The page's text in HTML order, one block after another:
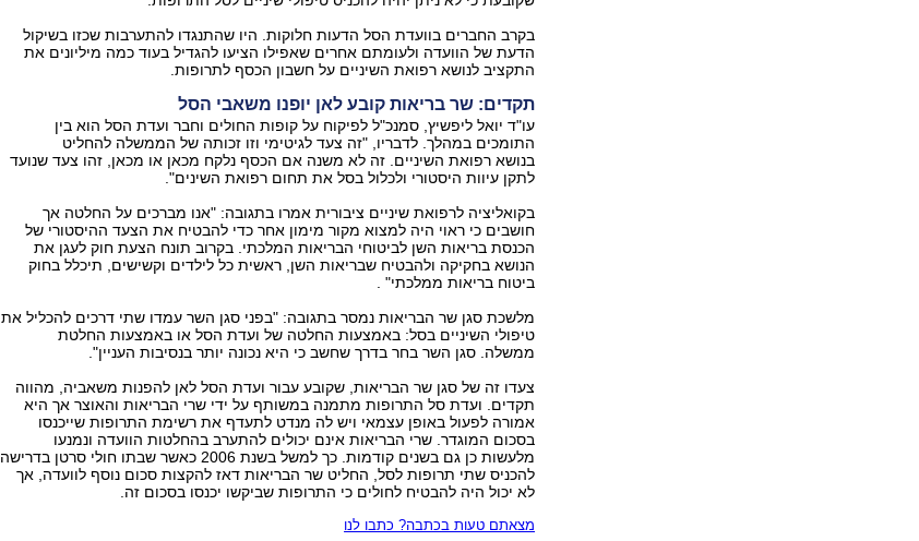
בקרב החברים בוועדת הסל הדעות חלוקות. היו שהתנגדו להתערבות שכזו בשיקול
הדעת של הוועדה ולעומתם אחרים שאפילו הציעו להגדיל בעוד כמה מיליונים את
התקציב לנושא רפואת השיניים על חשבון הכסף לתרופות.
תקדים: שר בריאות קובע לאן יופנו משאבי הסל
עו"ד יואל ליפשיץ, סמנכ"ל לפיקוח על קופות החולים וחבר ועדת הסל הוא בין
התומכים במהלך. לדבריו, "זה צעד לגיטימי וזו זכותה של הממשלה להחליט
בנושא רפואת השיניים. זה לא משנה אם הכסף נלקח מכאן או מכאן, זהו צעד שנועד
לתקן עיוות היסטורי ולכלול בסל את תחום רפואת השינים".
בקואליציה לרפואת שיניים ציבורית אמרו בתגובה: "אנו מברכים על החלטה אך
חושבים כי ראוי היה למצוא מקור מימון אחר כדי להבטיח את הצעד ההיסטורי של
הכנסת בריאות השן לביטוחי הבריאות המלכתי. בקרוב תונח הצעת חוק לעגן את
הנושא בחקיקה ולהבטיח שבריאות השן, ראשית כל לילדים וקשישים, תיכלל בחוק
ביטוח בריאות ממלכתי" .
מלשכת סגן שר הבריאות נמסר בתגובה: "בפני סגן השר עמדו שתי דרכים להכליל את
טיפולי השיניים בסל: באמצעות החלטה של ועדת הסל או באמצעות החלטת
ממשלה. סגן השר בחר בדרך שחשב כי היא נכונה יותר בנסיבות העניין".
צעדו זה של סגן שר הבריאות, שקובע עבור ועדת הסל לאן להפנות משאביה, מהווה
תקדים. ועדת סל התרופות מתמנה במשותף על ידי שרי הבריאות והאוצר אך היא
אמורה לפעול באופן עצמאי ויש לה מנדט לתעדף את רשימת התרופות שייכנסו
בסכום המוגדר. שרי הבריאות אינם יכולים להתערב בהחלטות הוועדה ונמנעו
מלעשות כן גם בשנים קודמות. כך למשל בשנת 2006 כאשר שבתו חולי סרטן בדרישה
להכניס שתי תרופות לסל, החליט שר הבריאות דאז להקצות סכום נוסף לוועדה, אך
לא יכול היה להבטיח לחולים כי התרופות שביקשו יכנסו בסכום זה.
מצאתם טעות בכתבה? כתבו לנו